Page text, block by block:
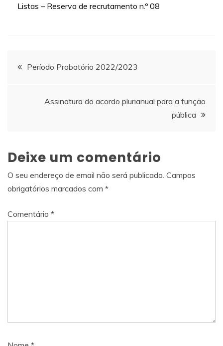
Listas – Reserva de recrutamento n.º 08
Navegação
Período Probatório 2022/2023
Assinatura do acordo plurianual para a função
pública
Deixe um comentário
O seu endereço de email não será publicado. Campos
obrigatórios marcados com *
Comentário *